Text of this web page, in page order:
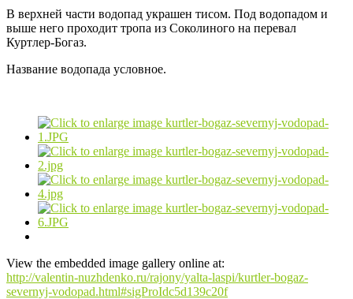
В верхней части водопад украшен тисом. Под водопадом и
выше него проходит тропа из Соколиного на перевал
Куртлер-Богаз.
Название водопада условное.
View the embedded image gallery online at:
http://valentin-nuzhdenko.ru/rajony/yalta-laspi/kurtler-bogaz-
severnyj-vodopad.html#sigProIdc5d139c20f